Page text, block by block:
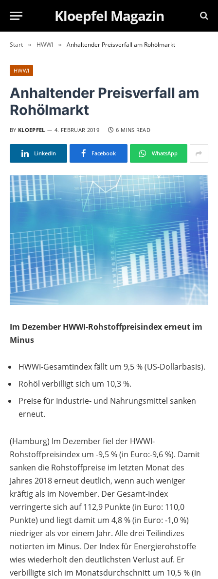
Kloepfel Magazin
Start » HWWI » Anhaltender Preisverfall am Rohölmarkt
HWWI
Anhaltender Preisverfall am
Rohölmarkt
BY KLOEPFEL 4. FEBRUAR 2019 6 MINS READ
LinkedIn Facebook WhatsApp
Im Dezember HWWI-Rohstoffpreisindex erneut im
Minus
HWWI-Gesamtindex fällt um 9,5 % (US-Dollarbasis).
Rohöl verbilligt sich um 10,3 %.
Preise für Industrie- und Nahrungsmittel sanken
erneut.
(Hamburg) Im Dezember fiel der HWWI-
Rohstoffpreisindex um -9,5 % (in Euro:-9,6 %). Damit
sanken die Rohstoffpreise im letzten Monat des
Jahres 2018 erneut deutlich, wenn auch weniger
kräftig als im November. Der Gesamt-Index
verringerte sich auf 112,9 Punkte (in Euro: 110,0
Punkte) und liegt damit um 4,8 % (in Euro: -1,0 %)
niedriger als vor einem Jahr. Alle drei Teilindizes
notierten im Minus. Der Index für Energierohstoffe
wies wiederholt den deutlichsten Verlust auf. Er
verbilligte sich im Monatsdurchschnitt um 10,5 % (in